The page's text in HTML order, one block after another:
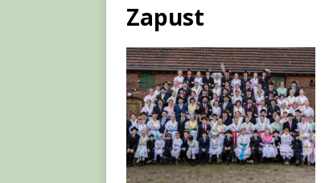
[ 1. August 2026 ]
Zapust